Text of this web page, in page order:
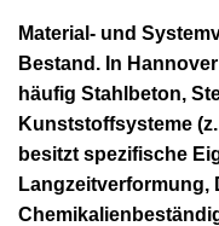
Material- und
Bestand. In
häufig Stahlbeton,
Kunststoffsysteme (z.
besitzt spezifische
Langzeitverformung,